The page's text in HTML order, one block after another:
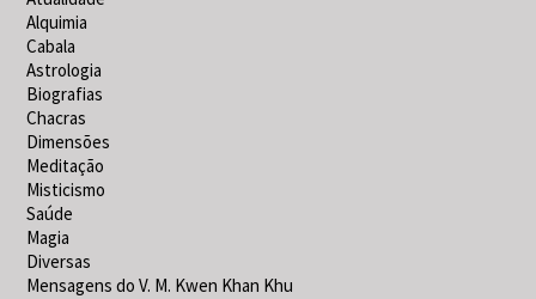
Alquimia
Cabala
Astrologia
Biografias
Chacras
Dimensões
Meditação
Misticismo
Saúde
Magia
Diversas
Mensagens do V. M. Kwen Khan Khu